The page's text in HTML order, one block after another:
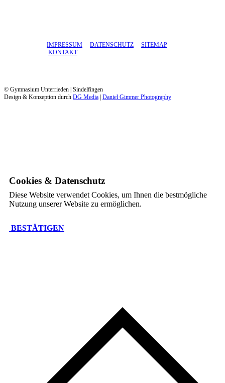
IMPRESSUM DATENSCHUTZ
SITEMAP
KONTAKT
© Gymnasium Unterrieden | Sindelfingen
Design & Konzeption durch DG Media Daniel Gimmer Photography
Cookies & Datenschutz
Diese Website verwendet Cookies, um Ihnen die bestmögliche
Nutzung unserer Website zu ermöglichen.
BESTÄTIGEN